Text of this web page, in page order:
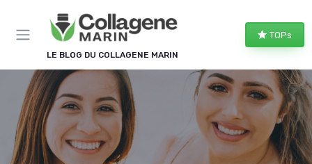
LE BLOG DU COLLAGENE MARIN
TOPs